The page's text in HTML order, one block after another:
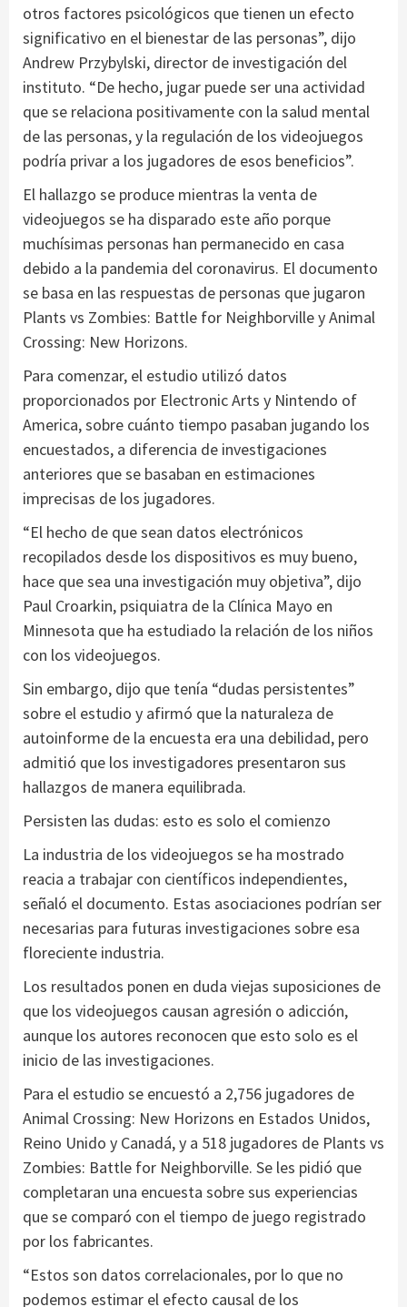
otros factores psicológicos que tienen un efecto
significativo en el bienestar de las personas”, dijo
Andrew Przybylski, director de investigación del
instituto. “De hecho, jugar puede ser una actividad
que se relaciona positivamente con la salud mental
de las personas, y la regulación de los videojuegos
podría privar a los jugadores de esos beneficios”.
El hallazgo se produce mientras la venta de
videojuegos se ha disparado este año porque
muchísimas personas han permanecido en casa
debido a la pandemia del coronavirus. El documento
se basa en las respuestas de personas que jugaron
Plants vs Zombies: Battle for Neighborville y Animal
Crossing: New Horizons.
Para comenzar, el estudio utilizó datos
proporcionados por Electronic Arts y Nintendo of
America, sobre cuánto tiempo pasaban jugando los
encuestados, a diferencia de investigaciones
anteriores que se basaban en estimaciones
imprecisas de los jugadores.
“El hecho de que sean datos electrónicos
recopilados desde los dispositivos es muy bueno,
hace que sea una investigación muy objetiva”, dijo
Paul Croarkin, psiquiatra de la Clínica Mayo en
Minnesota que ha estudiado la relación de los niños
con los videojuegos.
Sin embargo, dijo que tenía “dudas persistentes”
sobre el estudio y afirmó que la naturaleza de
autoinforme de la encuesta era una debilidad, pero
admitió que los investigadores presentaron sus
hallazgos de manera equilibrada.
Persisten las dudas: esto es solo el comienzo
La industria de los videojuegos se ha mostrado
reacia a trabajar con científicos independientes,
señaló el documento. Estas asociaciones podrían ser
necesarias para futuras investigaciones sobre esa
floreciente industria.
Los resultados ponen en duda viejas suposiciones de
que los videojuegos causan agresión o adicción,
aunque los autores reconocen que esto solo es el
inicio de las investigaciones.
Para el estudio se encuestó a 2,756 jugadores de
Animal Crossing: New Horizons en Estados Unidos,
Reino Unido y Canadá, y a 518 jugadores de Plants vs
Zombies: Battle for Neighborville. Se les pidió que
completaran una encuesta sobre sus experiencias
que se comparó con el tiempo de juego registrado
por los fabricantes.
“Estos son datos correlacionales, por lo que no
podemos estimar el efecto causal de los